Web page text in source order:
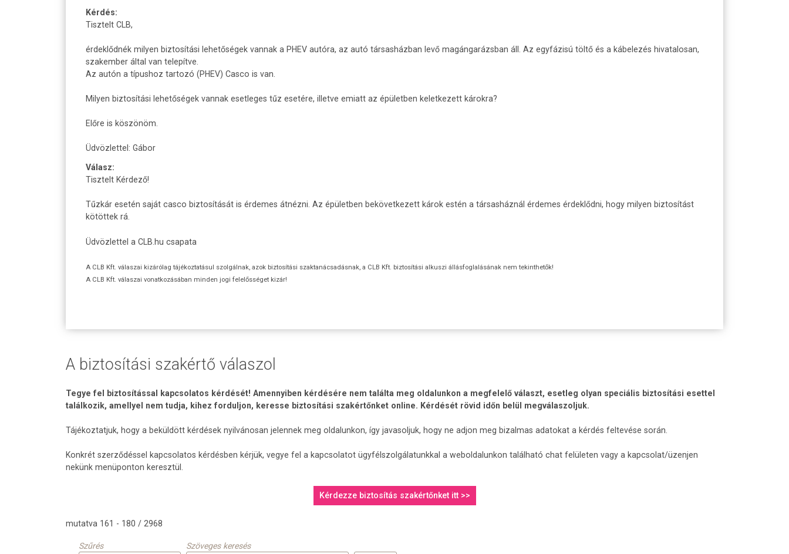
Kérdés:
Tisztelt CLB,
érdeklődnék milyen biztosítási lehetőségek vannak a PHEV autóra, az autó társasházban levő magángarázsban áll. Az egyfázisú töltő és a kábelezés hivatalosan,
szakember által van telepítve.
Az autón a típushoz tartozó (PHEV) Casco is van.
Milyen biztosítási lehetőségek vannak esetleges tűz esetére, illetve emiatt az épületben keletkezett károkra?
Előre is köszönöm.
Üdvözlettel: Gábor
Válasz:
Tisztelt Kérdező!
Tűzkár esetén saját casco biztosítását is érdemes átnézni. Az épületben bekövetkezett károk estén a társasháznál érdemes érdeklődni, hogy milyen biztosítást
kötöttek rá.
Üdvözlettel a CLB.hu csapata
A CLB Kft. válaszai kizárólag tájékoztatásul szolgálnak, azok biztosítási szaktanácsadásnak, a CLB Kft. biztosítási alkuszi állásfoglalásának nem tekinthetők!
A CLB Kft. válaszai vonatkozásában minden jogi felelősséget kizár!
A biztosítási szakértő válaszol
Tegye fel biztosítással kapcsolatos kérdését! Amennyiben kérdésére nem találta meg oldalunkon a megfelelő választ, esetleg olyan speciális biztosítási esettel
találkozik, amellyel nem tudja, kihez forduljon, keresse biztosítási szakértőnket online. Kérdését rövid időn belül megválaszoljuk.
Tájékoztatjuk, hogy a beküldött kérdések nyilvánosan jelennek meg oldalunkon, így javasoljuk, hogy ne adjon meg bizalmas adatokat a kérdés feltevése során.
Konkrét szerződéssel kapcsolatos kérdésben kérjük, vegye fel a kapcsolatot ügyfélszolgálatunkkal a weboldalunkon található chat felületen vagy a kapcsolat/üzenjen
nekünk menüponton keresztül.
Kérdezze biztosítás szakértőnket itt >>
mutatva 161 - 180 / 2968
Szűrés Szöveges keresés